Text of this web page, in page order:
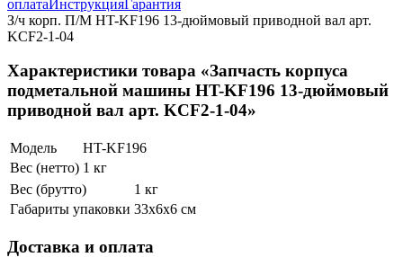
оплата Инструкция Гарантия
З/ч корп. П/М HT-KF196 13-дюймовый приводной вал арт.
KCF2-1-04
Характеристики товара «Запчасть корпуса
подметальной машины HT-KF196 13-дюймовый
приводной вал арт. KCF2-1-04»
Модель
HT-KF196
Вес (нетто) 1 кг
Вес (брутто)
1 кг
Габариты упаковки 33х6х6 см
Доставка и оплата